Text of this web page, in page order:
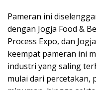
Pameran ini
dengan Jogja Food &
Process Expo, dan
keempat pameran ini
industri yang saling
mulai dari percetakan,